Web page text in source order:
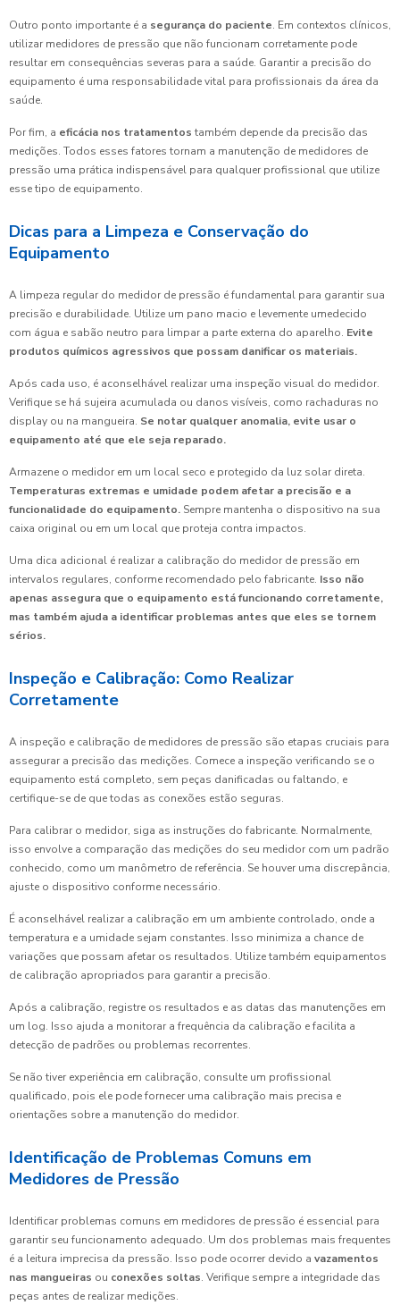
Outro ponto importante é a segurança do paciente. Em contextos clínicos,
utilizar medidores de pressão que não funcionam corretamente pode
resultar em consequências severas para a saúde. Garantir a precisão do
equipamento é uma responsabilidade vital para profissionais da área da
saúde.
Por fim, a eficácia nos tratamentos também depende da precisão das
medições. Todos esses fatores tornam a manutenção de medidores de
pressão uma prática indispensável para qualquer profissional que utilize
esse tipo de equipamento.
Dicas para a Limpeza e Conservação do
Equipamento
A limpeza regular do medidor de pressão é fundamental para garantir sua
precisão e durabilidade. Utilize um pano macio e levemente umedecido
com água e sabão neutro para limpar a parte externa do aparelho. Evite
produtos químicos agressivos que possam danificar os materiais.
Após cada uso, é aconselhável realizar uma inspeção visual do medidor.
Verifique se há sujeira acumulada ou danos visíveis, como rachaduras no
display ou na mangueira. Se notar qualquer anomalia, evite usar o
equipamento até que ele seja reparado.
Armazene o medidor em um local seco e protegido da luz solar direta.
Temperaturas extremas e umidade podem afetar a precisão e a
funcionalidade do equipamento. Sempre mantenha o dispositivo na sua
caixa original ou em um local que proteja contra impactos.
Uma dica adicional é realizar a calibração do medidor de pressão em
intervalos regulares, conforme recomendado pelo fabricante. Isso não
apenas assegura que o equipamento está funcionando corretamente,
mas também ajuda a identificar problemas antes que eles se tornem
sérios.
Inspeção e Calibração: Como Realizar
Corretamente
A inspeção e calibração de medidores de pressão são etapas cruciais para
assegurar a precisão das medições. Comece a inspeção verificando se o
equipamento está completo, sem peças danificadas ou faltando, e
certifique-se de que todas as conexões estão seguras.
Para calibrar o medidor, siga as instruções do fabricante. Normalmente,
isso envolve a comparação das medições do seu medidor com um padrão
conhecido, como um manômetro de referência. Se houver uma discrepância,
ajuste o dispositivo conforme necessário.
É aconselhável realizar a calibração em um ambiente controlado, onde a
temperatura e a umidade sejam constantes. Isso minimiza a chance de
variações que possam afetar os resultados. Utilize também equipamentos
de calibração apropriados para garantir a precisão.
Após a calibração, registre os resultados e as datas das manutenções em
um log. Isso ajuda a monitorar a frequência da calibração e facilita a
detecção de padrões ou problemas recorrentes.
Se não tiver experiência em calibração, consulte um profissional
qualificado, pois ele pode fornecer uma calibração mais precisa e
orientações sobre a manutenção do medidor.
Identificação de Problemas Comuns em
Medidores de Pressão
Identificar problemas comuns em medidores de pressão é essencial para
garantir seu funcionamento adequado. Um dos problemas mais frequentes
é a leitura imprecisa da pressão. Isso pode ocorrer devido a vazamentos
nas mangueiras ou conexões soltas. Verifique sempre a integridade das
peças antes de realizar medições.